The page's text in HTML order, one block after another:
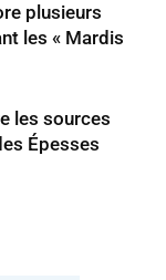
plusieurs
les « Mardis
les sources
Épesses